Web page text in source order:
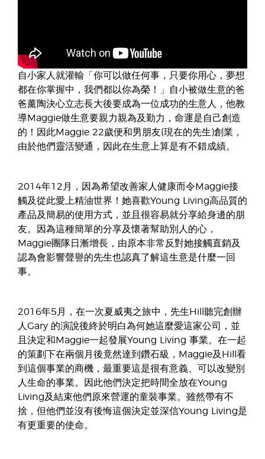
自小家人就灌輸「你可以做任何事，只要你用心，夢想
都在你掌握中，我們都以你為榮！」自小被做生意的爸
爸薰陶決心立志長大後要成為一位成功的生意人，他教
導Maggie做生意要親力親為及勤力，命運是自己創造
的！因此Maggie 22歲便和男朋友(現在的先生)創業，
由於他們靈活變通，因此在生意上算是有不錯成績。
2014年12月，因為希望改善家人健康而令Maggie接
觸及從此愛上精油世界！她喜歡Young Living高品質的
產品及簡易的使用方式，並且很容易就分享給身邊的朋
友。因為這種簡單的分享及懷著幫助別人的心，
Maggie團隊日漸增長，由原本非常反對她接觸直銷及
認為會影響聲譽的先生也認真了解這生意是什麼一回
事。
2016年5月，在一次夏威夷之旅中，先生Hill聽完創辦
人Gary 的演說後終於明白為何她這麼愛這家公司，並
且決定和Maggie一起發展Young Living 事業。在一起
的策劃下在兩個月後竟然達到鑽石級，Maggie及Hill看
到這個事業的商機，最重要這是很有意義、可以改變別
人生命的事業。因此他們決定把時間全放在Young
Living及結束他們原來營運的童裝事業。雖然帶有不
捨，但他們並沒有後悔這個決定並深信Young Living是
有更重要的使命。